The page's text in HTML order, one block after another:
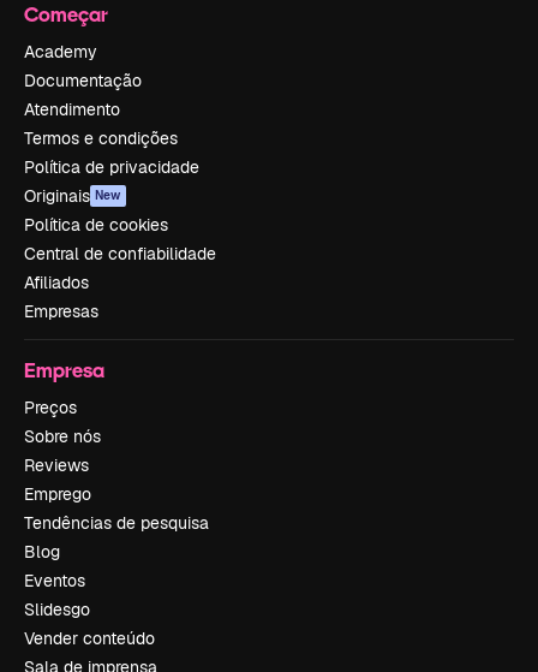
Começar
Academy
Documentação
Atendimento
Termos e condições
Política de privacidade
Originais New
Política de cookies
Central de confiabilidade
Afiliados
Empresas
Empresa
Preços
Sobre nós
Reviews
Emprego
Tendências de pesquisa
Blog
Eventos
Slidesgo
Vender conteúdo
Sala de imprensa